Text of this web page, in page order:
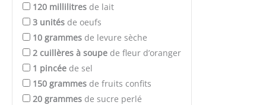
120 millilitres de lait
3 unités de oeufs
10 grammes de levure sèche
2 cuillères à soupe de fleur d’oranger
1 pincée de sel
150 grammes de fruits confits
20 grammes de sucre perlé